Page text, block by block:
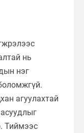
нь
нэг
агуулахтай
Тиймээс